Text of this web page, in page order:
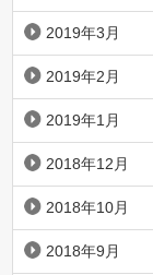
2019年3月
2019年2月
2019年1月
2018年12月
2018年10月
2018年9月